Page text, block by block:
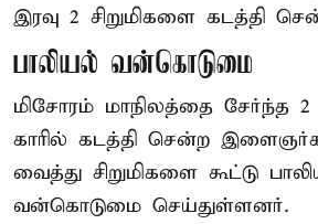
இரவு 2 சிறுமிகளை கடத்தி
பாலியல் வன்கொடுமை
மிசோரம் மாநிலத்தை சேர்ந்த 2
காரில் கடத்தி சென்ற
வைத்து சிறுமிகளை கூட்டு
வன்கொடுமை செய்துள்ளனர்.